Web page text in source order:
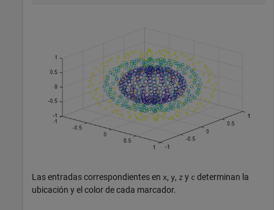
Las entradas correspondientes en x, y, z y c determinan la
ubicación y el color de cada marcador.